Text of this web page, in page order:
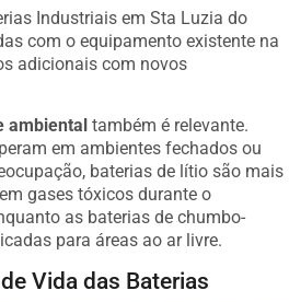
Industriais em Sta Luzia do
com o equipamento existente na
adicionais com novos
ambiental também é relevante.
em ambientes fechados ou
baterias de lítio são mais
gases tóxicos durante o
as baterias de chumbo-
para áreas ao ar livre.
Vida das Baterias